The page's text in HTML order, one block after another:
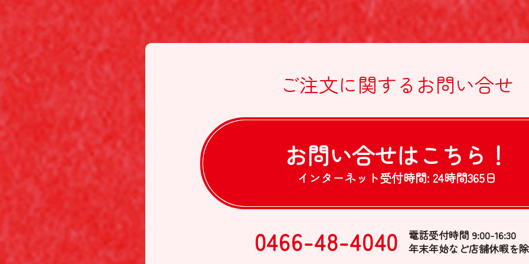
ご注文に関する お問い合せ
お問い合せはこちら！
インターネット受付時間: 24時間365日
0466-48-4040
電話受付時間 9:00-16:30
年末年始など店舗休暇を